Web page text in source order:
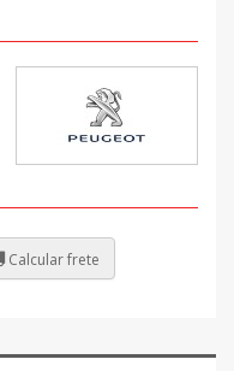
Calcular frete